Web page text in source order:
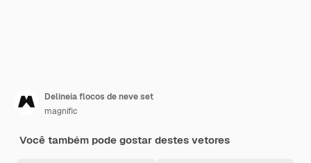
Delineia flocos de neve set
magnific
Você também pode gostar destes vetores